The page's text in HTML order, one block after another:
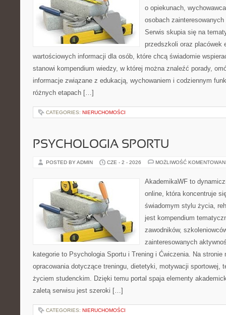
o opiekunach,
osobach
Serwis skupia się na
przedszkoli oraz placówek
wartościowych informacji dla osób, które chcą świadomie
stanowi kompendium wiedzy, w której można znaleźć porady,
informacje związane z edukacją, wychowaniem i codziennym
różnych etapach […]
CATEGORIES: NIERUCHOMOŚCI
PSYCHOLOGIA SPORTU
POSTED BY ADMIN CZE - 2 - 2026 MOŻLIWOŚĆ
AkademikaWF to
online, która koncentruje
świadomym stylu życia,
jest kompendium
zawodników,
zainteresowanych
kategorie to Psychologia Sportu i Trening i Ćwiczenia. Na stronie
opracowania dotyczące treningu, dietetyki, motywacji sportowej,
życiem studenckim. Dzięki temu portal spaja elementy
zaletą serwisu jest szeroki […]
CATEGORIES: NIERUCHOMOŚCI